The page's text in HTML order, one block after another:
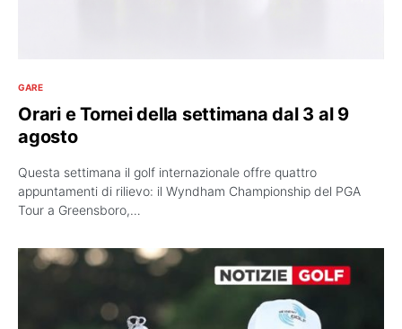
GARE
Orari e Tornei della settimana dal 3 al 9
agosto
Questa settimana il golf internazionale offre quattro
appuntamenti di rilievo: il Wyndham Championship del PGA
Tour a Greensboro,…